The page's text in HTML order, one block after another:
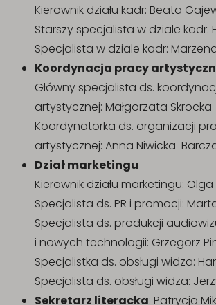
Kierownik działu kadr: Beata
Starszy specjalista w dziale kadr:
Specjalista w dziale kadr:
Koordynacja pracy
Główny specjalista ds.
artystycznej: Małgorzata Skrocka
Koordynatorka ds. organizacji
artystycznej: Anna Niwicka-
Dział marketingu
Kierownik działu marketingu:
Specjalista ds. PR i promocji:
Specjalista ds. produkcji
i nowych technologii: Grzegorz
Specjalistka ds. obsługi widza:
Specjalista ds. obsługi widza:
Sekretarz literacka: Patrycja